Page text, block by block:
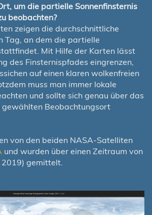
um die partielle Sonnenfinsternis
beobachten?
zeigen die durchschnittliche
Tag, an dem die partielle
Mit Hilfe der Karten lässt
des Finsternispfades eingrenzen,
auf einen klaren wolkenfreien
muss man immer lokale
und sollte sich genau über das
Beobachtungsort
von den beiden NASA-Satelliten
und wurden über einen Zeitraum von
gemittelt.